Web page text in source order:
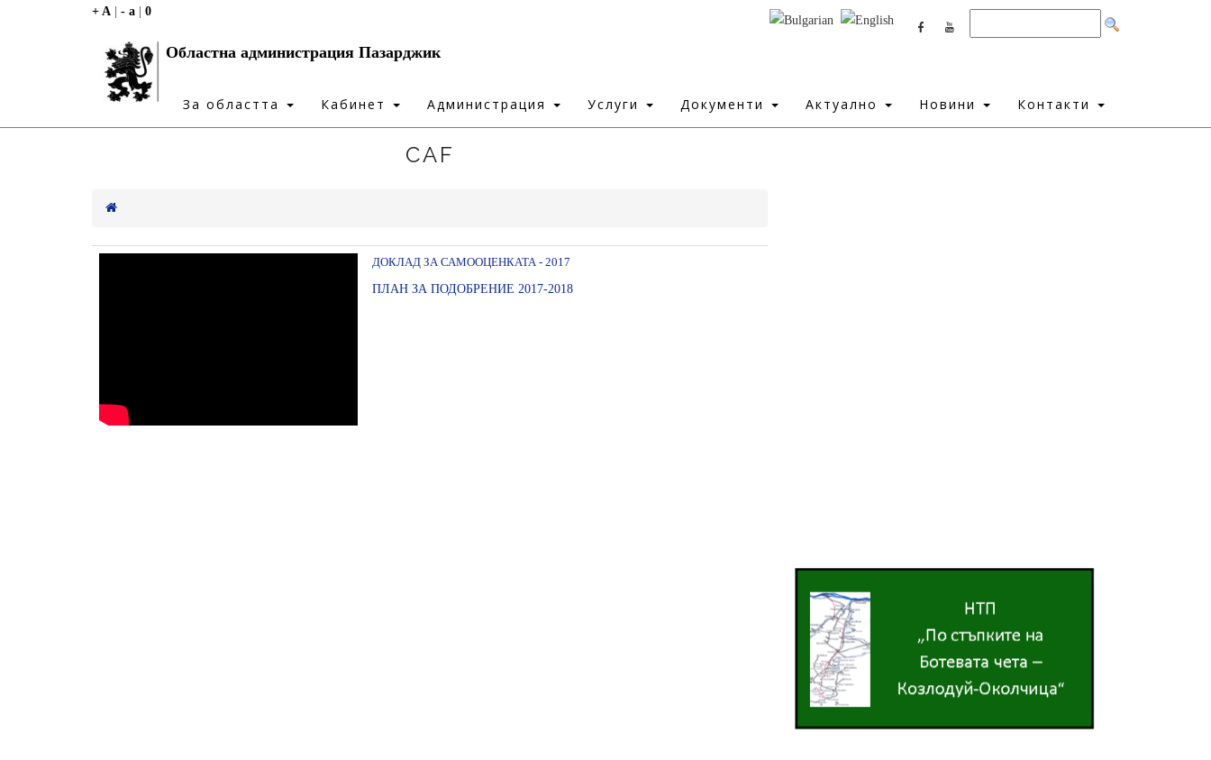
+ A - a 0
Областна администрация Пазарджик
За областта Кабинет Администрация Услуги Документи Актуално Новини Контакти
CAF
ДОКЛАД ЗА САМООЦЕНКАТА - 2017
ПЛАН ЗА ПОДОБРЕНИЕ 2017-2018